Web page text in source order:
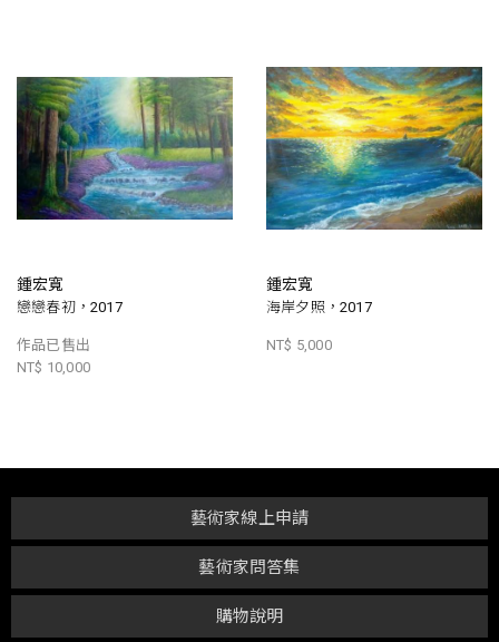
鍾宏寬
戀戀春初，2017
作品已售出
NT$ 10,000
鍾宏寬
海岸夕照，2017
NT$ 5,000
購物說明
藝術家問答集
藝術家線上申請